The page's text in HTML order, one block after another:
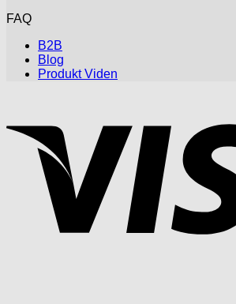
FAQ
B2B
Blog
Produkt Viden